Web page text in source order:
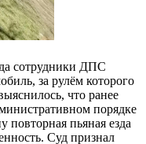
сотрудники ДПС
за рулём которого
что ранее
порядке
повторная пьяная езда
Суд признал